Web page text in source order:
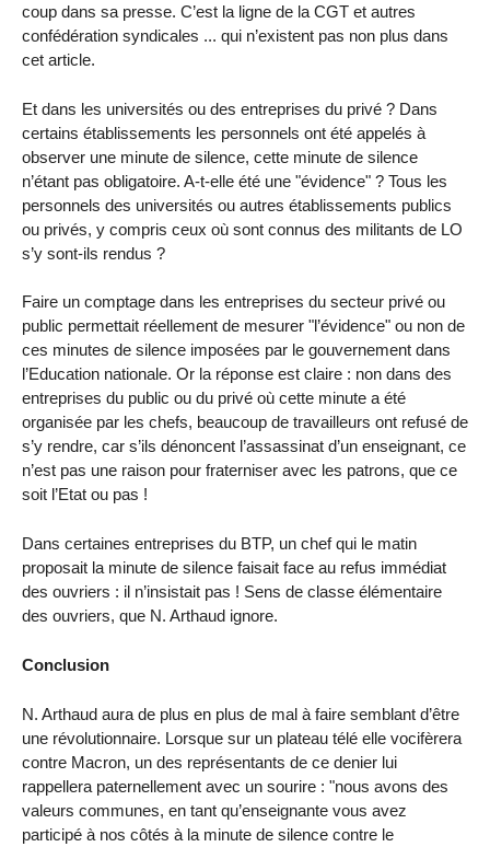
coup dans sa presse. C’est la ligne de la CGT et autres
confédération syndicales ... qui n’existent pas non plus dans
cet article.
Et dans les universités ou des entreprises du privé ? Dans
certains établissements les personnels ont été appelés à
observer une minute de silence, cette minute de silence
n’étant pas obligatoire. A-t-elle été une "évidence" ? Tous les
personnels des universités ou autres établissements publics
ou privés, y compris ceux où sont connus des militants de LO
s’y sont-ils rendus ?
Faire un comptage dans les entreprises du secteur privé ou
public permettait réellement de mesurer "l’évidence" ou non de
ces minutes de silence imposées par le gouvernement dans
l’Education nationale. Or la réponse est claire : non dans des
entreprises du public ou du privé où cette minute a été
organisée par les chefs, beaucoup de travailleurs ont refusé de
s’y rendre, car s’ils dénoncent l’assassinat d’un enseignant, ce
n’est pas une raison pour fraterniser avec les patrons, que ce
soit l’Etat ou pas !
Dans certaines entreprises du BTP, un chef qui le matin
proposait la minute de silence faisait face au refus immédiat
des ouvriers : il n’insistait pas ! Sens de classe élémentaire
des ouvriers, que N. Arthaud ignore.
Conclusion
N. Arthaud aura de plus en plus de mal à faire semblant d’être
une révolutionnaire. Lorsque sur un plateau télé elle vocifèrera
contre Macron, un des représentants de ce denier lui
rappellera paternellement avec un sourire : "nous avons des
valeurs communes, en tant qu’enseignante vous avez
participé à nos côtés à la minute de silence contre le